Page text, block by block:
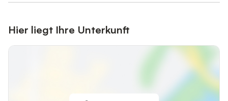
Hier liegt Ihre Unterkunft